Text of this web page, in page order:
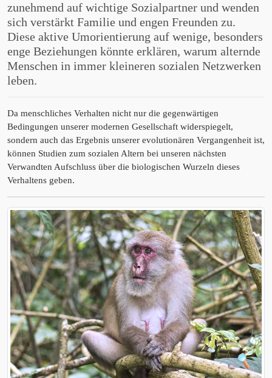
zunehmend auf wichtige Sozialpartner und wenden
sich verstärkt Familie und engen Freunden zu.
Diese aktive Umorientierung auf wenige, besonders
enge Beziehungen könnte erklären, warum alternde
Menschen in immer kleineren sozialen Netzwerken
leben.
Da menschliches Verhalten nicht nur die gegenwärtigen
Bedingungen unserer modernen Gesellschaft widerspiegelt,
sondern auch das Ergebnis unserer evolutionären Vergangenheit ist,
können Studien zum sozialen Altern bei unseren nächsten
Verwandten Aufschluss über die biologischen Wurzeln dieses
Verhaltens geben.